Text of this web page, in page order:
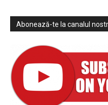
Abonează-te la canalul